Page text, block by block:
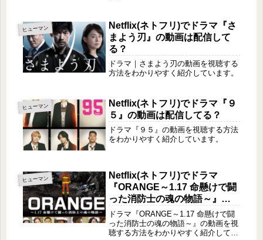
ヒューマン
Netflix(ネトフリ)でドラマ『さ
まよう刃』の動画は配信して
る？
ドラマ｜さまよう刃の動画を視聴する
方法をわかりやすく紹介しています。
ヒューマン
Netflix(ネトフリ)でドラマ『９
５』の動画は配信してる？
ドラマ『９５』の動画を視聴する方法
をわかりやすく紹介しています。
ヒューマン
Netflix(ネトフリ)でドラマ
『ORANGE～1.17 命懸けで闘
った消防士の魂の物語～』の
動画は配信してる？
ドラマ『ORANGE～1.17 命懸けで闘
った消防士の魂の物語～』の動画を視
聴する方法をわかりやすく紹介してい